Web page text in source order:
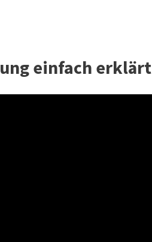
einfach erklärt